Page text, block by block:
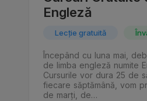
Engleză
Lecție gratuită
Începând cu luna mai,
de limba engleză numite
Cursurile vor dura 25 de
fiecare săptămână, vom
de marți, de…